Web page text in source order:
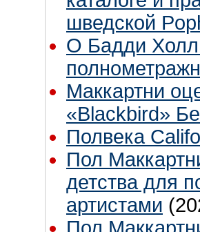
шведской
О Бадди
Маккартни
«Blackbird»
Полвека
Пол
детства для
артистами